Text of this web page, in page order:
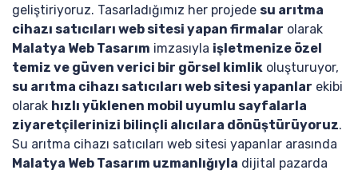
geliştiriyoruz. Tasarladığımız her projede su arıtma
cihazı satıcıları web sitesi yapan firmalar olarak
Malatya Web Tasarım imzasıyla işletmenize özel
temiz ve güven verici bir görsel kimlik oluşturuyor,
su arıtma cihazı satıcıları web sitesi yapanlar ekibi
olarak hızlı yüklenen mobil uyumlu sayfalarla
ziyaretçilerinizi bilinçli alıcılara dönüştürüyoruz.
Su arıtma cihazı satıcıları web sitesi yapanlar arasında
Malatya Web Tasarım uzmanlığıyla dijital pazarda